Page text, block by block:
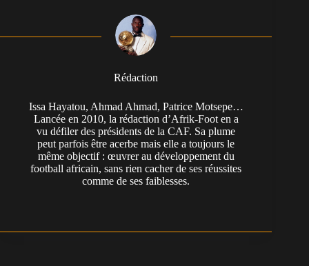
Rédaction
Issa Hayatou, Ahmad Ahmad, Patrice Motsepe…
Lancée en 2010, la rédaction d’Afrik-Foot en a
vu défiler des présidents de la CAF. Sa plume
peut parfois être acerbe mais elle a toujours le
même objectif : œuvrer au développement du
football africain, sans rien cacher de ses réussites
comme de ses faiblesses.